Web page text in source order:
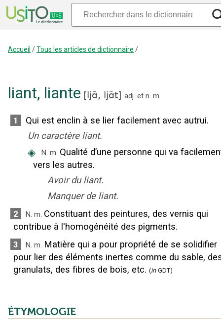
Accueil /Tous les articles de dictionnaire /
liant, liante [ ljɑ̃, ljɑ̃t] adj. et n. m.
1
Qui est enclin à se lier facilement avec autrui.
Un caractère liant.
◈ N. m. Qualité d’une personne qui va
vers les autres.
Avoir du liant.
Manquer de liant.
2 N. m. Constituant des peintures, des vernis qui
contribue à l'homogénéité des pigments.
3 N. m. Matière qui a pour propriété de se solidifier
pour lier des éléments inertes comme du sable,
granulats, des fibres de bois, etc. (in GDT)
ÉTYMOLOGIE